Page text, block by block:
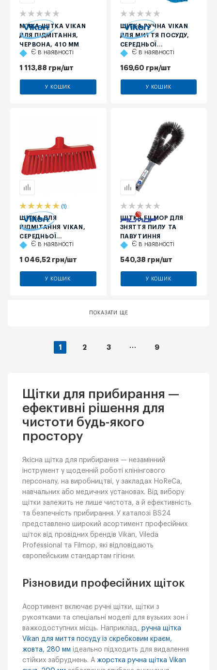
М’ЯКА ЩІТКА VIKAN
ДЛЯ ПІДМІТАННЯ,
ЧЕРВОНА, 410 ММ
Є в наявності
1 113,88 грн/шт
У КОШИК
ЩІТКА РУЧНА VIKAN
ДЛЯ МИТТЯ ПОСУДУ,
СЕРЕДНЬОЇ
ЖОРСТКОСТІ, СИНЯ,
Є в наявності
169,60 грн/шт
У КОШИК
(1)
ЩІТКА ДЛЯ
ПІДМІТАННЯ VIKAN,
СЕРЕДНЬОЇ
ЖОРСТКОСТІ,
Є в наявності
1 046,52 грн/шт
У КОШИК
ЩІТКА FILMOP ДЛЯ
ЗНЯТТЯ ПИЛУ ТА
ПАВУТИННЯ
Є в наявності
540,38 грн/шт
У КОШИК
ПОКАЗАТИ ЩЕ
1 2 3 9
Щітки для прибирання —
ефективні рішення для
чистоти будь-якого
простору
Якісна щітка для прибирання — незамінний
інструмент у щоденній роботі клінінгового
персоналу, на виробництві, у закладах HoReCa,
навчальних або медичних установах. Від вибору
щітки залежить не лише чистота, а й ефективність
та безпечність прибирання. У каталозі BS24
представлено широкий асортимент професійних
щіток від провідних брендів Vikan, Vileda
Professional та Filmop, які відповідають
європейським стандартам гігієни.
Різновиди професійних щіток
Асортимент включає ручні щітки, щітки з
рукоятками та спеціальні моделі для вузьких зон і
важкодоступних місць. Наприклад, ручна щітка
Vikan для миття посуду із скребковим краєм,
жовта, 280 мм ідеально підходить для видалення
стійких забруднень. А жорстка ручна щітка Vikan